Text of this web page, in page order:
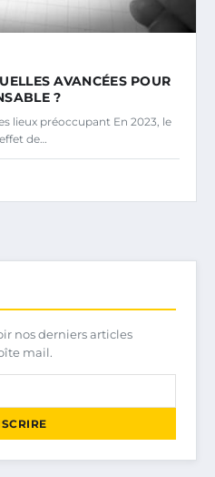
AVANCÉES POUR
?
lieux préoccupant En 2023, le
de…
nos derniers articles
mail.